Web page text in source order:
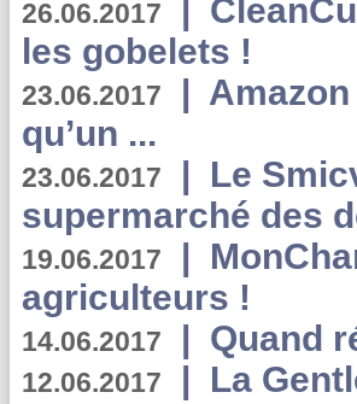
26.06.2017 |
les gobelets !
23.06.2017 |
qu’un ...
23.06.2017 | Le
supermarché des
19.06.2017 |
agriculteurs !
14.06.2017 | Quand
12.06.2017 | La